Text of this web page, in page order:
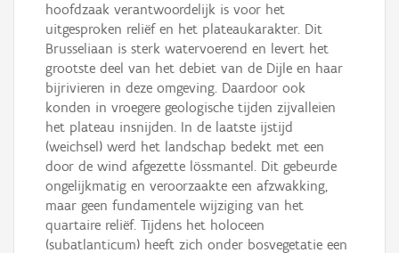
hoofdzaak verantwoordelijk is voor het
uitgesproken reliëf en het plateaukarakter. Dit
Brusseliaan is sterk watervoerend en levert het
grootste deel van het debiet van de Dijle en haar
bijrivieren in deze omgeving. Daardoor ook
konden in vroegere geologische tijden zijvalleien
het plateau insnijden. In de laatste ijstijd
(weichsel) werd het landschap bedekt met een
door de wind afgezette lössmantel. Dit gebeurde
ongelijkmatig en veroorzaakte een afzwakking,
maar geen fundamentele wijziging van het
quartaire reliëf. Tijdens het holoceen
(subatlanticum) heeft zich onder bosvegetatie een